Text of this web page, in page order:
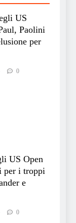
US
Paolini
per
0
US Open
per i troppi
e
0